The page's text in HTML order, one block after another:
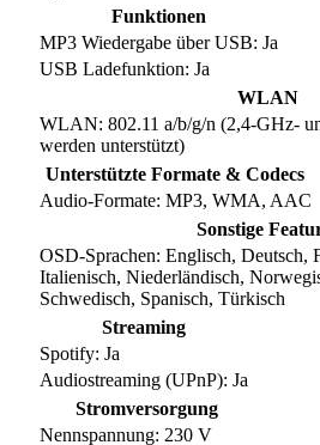
Funktionen
MP3 Wiedergabe über USB: Ja
USB Ladefunktion: Ja
WLAN
WLAN: 802.11 a/b/g/n (2,4-GHz-
werden unterstützt)
Unterstützte Formate & Codecs
Audio-Formate: MP3, WMA, AAC
Sonstige
OSD-Sprachen: Englisch, Deutsch,
Italienisch, Niederländisch,
Schwedisch, Spanisch, Türkisch
Streaming
Spotify: Ja
Audiostreaming (UPnP): Ja
Stromversorgung
Nennspannung: 230 V